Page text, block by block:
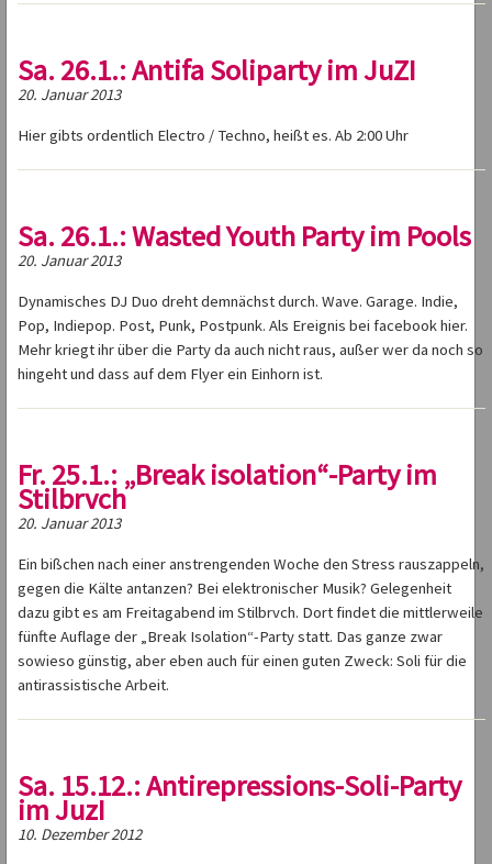
Sa. 26.1.: Antifa Soliparty im JuZI
20. Januar 2013
Hier gibts ordentlich Electro / Techno, heißt es. Ab 2:00 Uhr
Sa. 26.1.: Wasted Youth Party im Pools
20. Januar 2013
Dynamisches DJ Duo dreht demnächst durch. Wave. Garage. Indie,
Pop, Indiepop. Post, Punk, Postpunk. Als Ereignis bei facebook hier.
Mehr kriegt ihr über die Party da auch nicht raus, außer wer da noch so
hingeht und dass auf dem Flyer ein Einhorn ist.
Fr. 25.1.: „Break isolation“-Party im
Stilbrvch
20. Januar 2013
Ein bißchen nach einer anstrengenden Woche den Stress rauszappeln,
gegen die Kälte antanzen? Bei elektronischer Musik? Gelegenheit
dazu gibt es am Freitagabend im Stilbrvch. Dort findet die mittlerweile
fünfte Auflage der „Break Isolation“-Party statt. Das ganze zwar
sowieso günstig, aber eben auch für einen guten Zweck: Soli für die
antirassistische Arbeit.
Sa. 15.12.: Antirepressions-Soli-Party
im JuzI
10. Dezember 2012